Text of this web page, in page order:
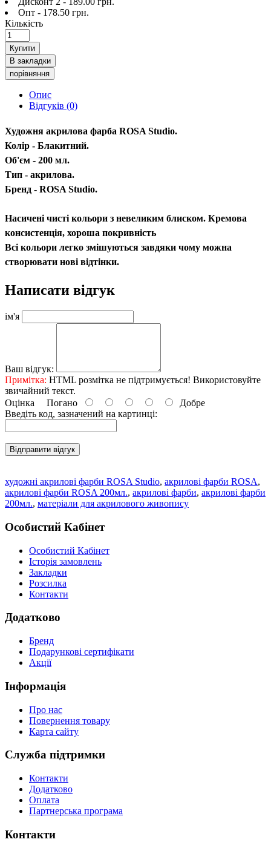
Опт - 178.50 грн.
Кількість
Купити
В закладки
порівняння
Опис
Відгуків (0)
Художня акрилова фарба ROSA Studio.
Колір - Блакитний.
Об'єм - 200 мл.
Тип - акрилова.
Бренд - ROSA Studio.
Насичені чисті кольори з невеликим блиском. Кремова
консистенція, хороша покривність
Всі кольори легко змішуються завдяки чому можна
створювати нові відтінки.
Написати відгук
ім'я
Ваш відгук:
Примітка: HTML розмітка не підтримується! Використовуйте
звичайний текст.
Оцінка Погано
Добре
Введіть код, зазначений на картинці:
Відправити відгук
художні акрилові фарби ROSA Studio, акрилові фарби ROSA,
акрилові фарби ROSA 200мл., акрилові фарби, акрилові фарби
200мл., матеріали для акрилового живопису
Особистий Кабінет
Особистий Кабінет
Історія замовлень
Закладки
Розсилка
Контакти
Додатково
Бренд
Подарункові сертифікати
Акції
Інформація
Про нас
Повернення товару
Карта сайту
Служба підтримки
Контакти
Додатково
Оплата
Партнерська програма
Контакти